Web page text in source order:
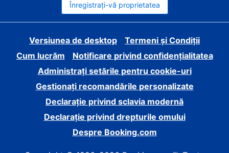
Înregistrați-vă proprietatea
Versiunea de desktop
Termeni și Condiții
Cum lucrăm
Notificare privind confidențialitatea
Administrați setările pentru cookie-uri
Gestionați recomandările personalizate
Declarație privind sclavia modernă
Declarație privind drepturile omului
Despre Booking.com